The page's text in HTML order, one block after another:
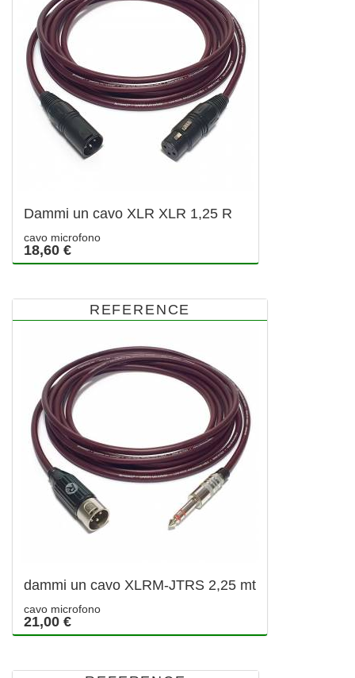
Dammi un cavo XLR XLR 1,25 R
cavo microfono
18,60 €
REFERENCE
dammi un cavo XLRM-JTRS 2,25 mt
cavo microfono
21,00 €